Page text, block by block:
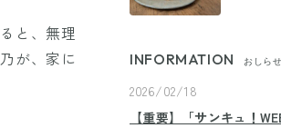
と、無理
が、家に
INFORMATION おしらせ
2026/02/18
【重要】「サンキュ！